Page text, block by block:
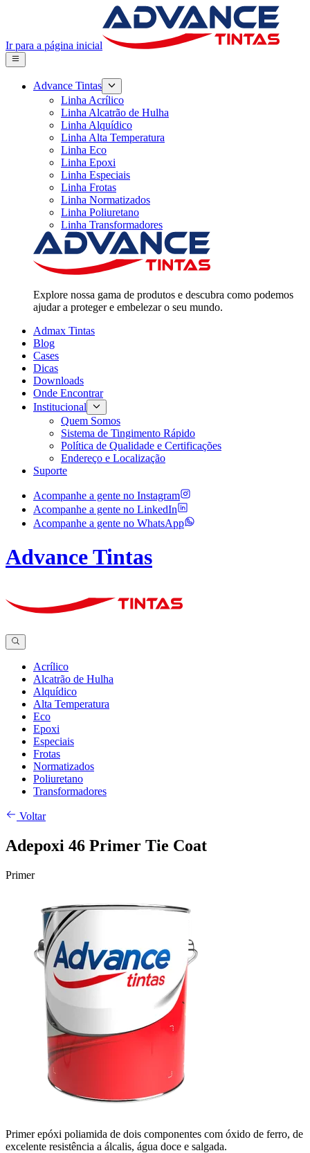
Ir para a página inicial
Advance Tintas
Linha Acrílico
Linha Alcatrão de Hulha
Linha Alquídico
Linha Alta Temperatura
Linha Eco
Linha Epoxi
Linha Especiais
Linha Frotas
Linha Normatizados
Linha Poliuretano
Linha Transformadores
Explore nossa gama de produtos e descubra como podemos
ajudar a proteger e embelezar o seu mundo.
Admax Tintas
Blog
Cases
Dicas
Downloads
Onde Encontrar
Institucional
Quem Somos
Sistema de Tingimento Rápido
Política de Qualidade e Certificações
Endereço e Localização
Suporte
Acompanhe a gente no Instagram
Acompanhe a gente no LinkedIn
Acompanhe a gente no WhatsApp
Advance Tintas
Acrílico
Alcatrão de Hulha
Alquídico
Alta Temperatura
Eco
Epoxi
Especiais
Frotas
Normatizados
Poliuretano
Transformadores
Voltar
Adepoxi 46 Primer Tie Coat
Primer
Primer epóxi poliamida de dois componentes com óxido de ferro, de
excelente resistência a álcalis, água doce e salgada.